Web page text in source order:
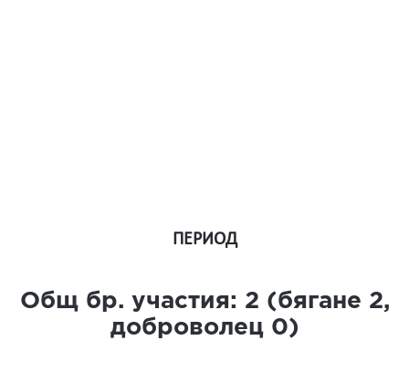
ПЕРИОД
Общ бр. участия: 2 (бягане 2,
доброволец 0)